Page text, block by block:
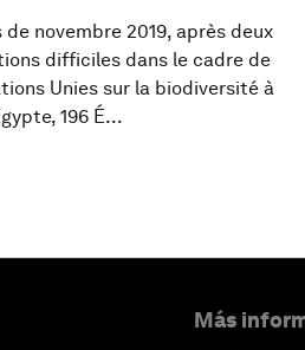
de novembre 2019, après deux
difficiles dans le cadre de
Unies sur la biodiversité à
196 É...
Más